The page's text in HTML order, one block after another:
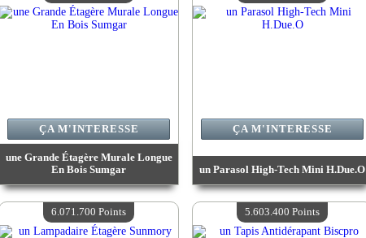
une Grande Étagère Murale Longue
En Bois Sumgar
Valeur :6 449 600 Points
Quantité Disponible :4
ÇA M'INTERESSE
un Parasol High-Tech Mini H.Due.O
Valeur :6 353 100 Points
Quantité Disponible :4
ÇA M'INTERESSE
6.071.700 Points 5.603.400 Points